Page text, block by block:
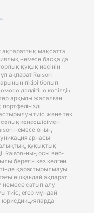
ақпараттық мақсатта
немесе басқа да
құқық иесінің
ақпарат Raison
пікірі болып
дәлдігіне кепілдік
арқылы жасалған
тиіс және тек
салық кеңесшісімен
немесе оның
арнасы
құқықтық
Raison-ның осы веб-
беретін кез келген
қарастырылмауы
ешқандай ақпарат
немесе сатып алу
тиіс, егер мұндай